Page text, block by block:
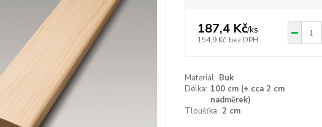
187,4 Kč/ks
154,9 Kč bez DPH
Materiál: Buk
Délka: 100 cm (+ cca 2 cm
nadměrek)
Tloušťka: 2 cm